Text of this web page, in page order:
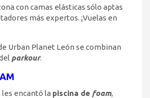
con camas elásticas sólo aptas
más expertos. ¡Vuelas en
Urban Planet León se combinan
parkour.
encantó la piscina de foam,